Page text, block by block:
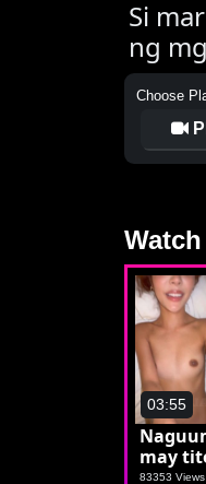
Si
ng
Choose
03:55
may
83353 Views